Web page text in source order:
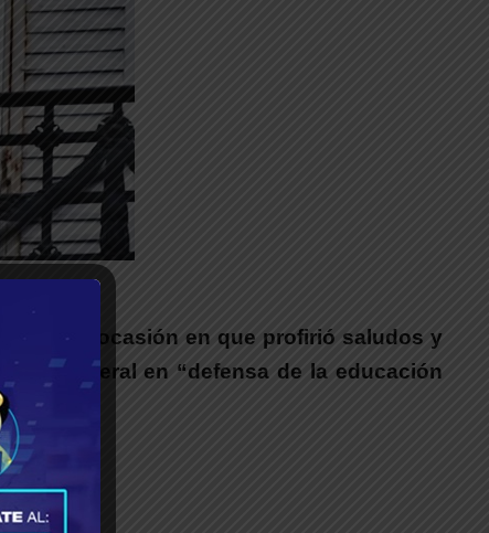
20:00, ocasión en que profirió saludos y
Federal en “defensa de la educación